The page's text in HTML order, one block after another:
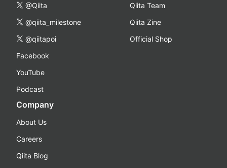
@Qiita
@qiita_milestone
@qiitapoi
Facebook
YouTube
Podcast
Qiita Team
Qiita Zine
Official Shop
Company
About Us
Careers
Qiita Blog